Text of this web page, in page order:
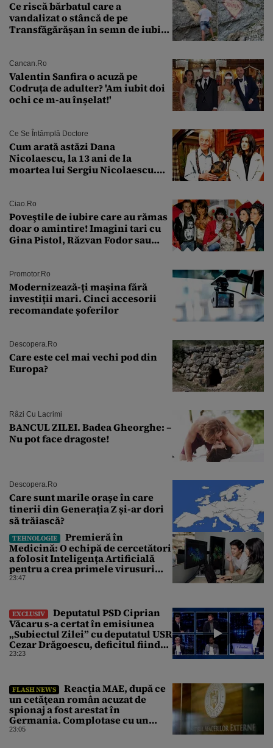
Ce riscă bărbatul care a
vandalizat o stâncă de pe
Transfăgărășan în semn de iubire
Cancan.ro
Valentin Sanfira o acuză pe
Codruța de adulter? 'Am iubit doi
ochi ce m-au înșelat!'
Ce Se Întâmplă Doctore
Cum arată astăzi Dana
Nicolaescu, la 13 ani de la
moartea lui Sergiu Nicolaescu.
Ciao.ro
Poveştile de iubire care au rămas
doar o amintire! Imagini tari cu
Gina Pistol, Răzvan Fodor sau
Promotor.ro
Modernizează-ți mașina fără
investiții mari. Cinci accesorii
recomandate șoferilor
Descopera.ro
Care este cel mai vechi pod din
Europa?
Râzi Cu Lacrimi
BANCUL ZILEI. Badea Gheorghe: –
Nu pot face dragoste!
Descopera.ro
Care sunt marile orașe în care
tinerii din Generația Z și-ar dori
să trăiască?
TEHNOLOGIE
Premieră în
Medicină: O echipă de cercetători
a folosit Inteligența Artificială
pentru a crea primele virusuri
sintetice la tratarea de E.coli
23:47
EXCLUSIV
Deputatul PSD Ciprian
Văcaru s-a certat în emisiunea
„Subiectul Zilei” cu deputatul USR
Cezar Drăgoescu, deficitul fiind
motivul scandalului
23:23
FLASH NEWS
Reacția MAE, după ce
un cetăţean român acuzat de
spionaj a fost arestat în
Germania. Complotase cu un
ucrainean ca să asasineze un
23:05